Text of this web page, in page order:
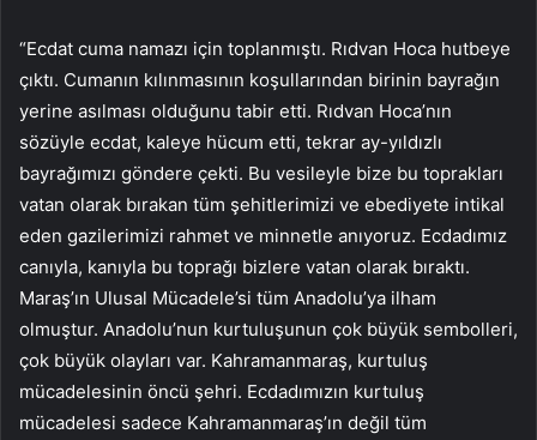
“Ecdat cuma namazı için toplanmıştı. Rıdvan Hoca hutbeye
çıktı. Cumanın kılınmasının koşullarından birinin bayrağın
yerine asılması olduğunu tabir etti. Rıdvan Hoca’nın
sözüyle ecdat, kaleye hücum etti, tekrar ay-yıldızlı
bayrağımızı göndere çekti. Bu vesileyle bize bu toprakları
vatan olarak bırakan tüm şehitlerimizi ve ebediyete intikal
eden gazilerimizi rahmet ve minnetle anıyoruz. Ecdadımız
canıyla, kanıyla bu toprağı bizlere vatan olarak bıraktı.
Maraş’ın Ulusal Mücadele’si tüm Anadolu’ya ilham
olmuştur. Anadolu’nun kurtuluşunun çok büyük sembolleri,
çok büyük olayları var. Kahramanmaraş, kurtuluş
mücadelesinin öncü şehri. Ecdadımızın kurtuluş
mücadelesi sadece Kahramanmaraş’ın değil tüm